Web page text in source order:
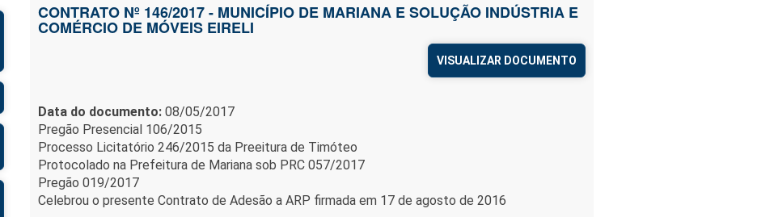
CONTRATO Nº 146/2017 - MUNICÍPIO DE MARIANA E SOLUÇÃO INDÚSTRIA E
COMÉRCIO DE MÓVEIS EIRELI
VISUALIZAR DOCUMENTO
Data do documento:08/05/2017
Pregão Presencial 106/2015
Processo Licitatório 246/2015 da Preeitura de Timóteo
Protocolado na Prefeitura de Mariana sob PRC 057/2017
Pregão 019/2017
Celebrou o presente Contrato de Adesão a ARP firmada em 17 de agosto de 2016